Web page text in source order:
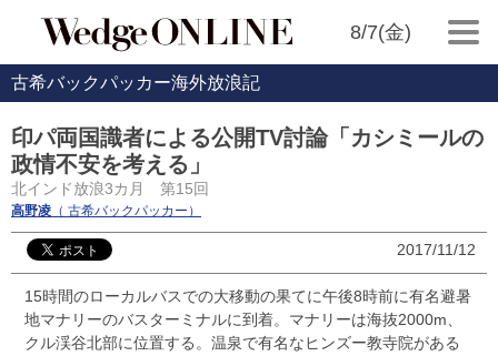
8/7(金)
古希バックパッカー海外放浪記
印パ両国識者による公開TV討論「カシミールの
政情不安を考える」
北インド放浪3カ月 第15回
高野凌 （ 古希バックパッカー）
2017/11/12
15時間のローカルバスでの大移動の果てに午後8時前に有名避暑
地マナリーのバスターミナルに到着。マナリーは海抜2000m、
クル渓谷北部に位置する。温泉で有名なヒンズー教寺院がある